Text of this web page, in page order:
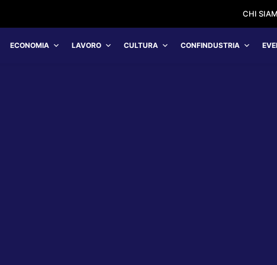
CHI
ECONOMIA LAVORO CULTURA CONFINDUSTRIA